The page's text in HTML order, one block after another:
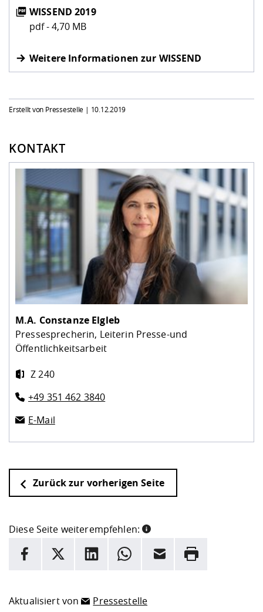
WISSEND 2019
pdf - 4,70 MB
Weitere Informationen zur WISSEND
Erstellt von Pressestelle | 10.12.2019
KONTAKT
M.A. Constanze Elgleb
Pressesprecherin, Leiterin Presse-und
Öffentlichkeitsarbeit
Z 240
+49 351 462 3840
E-Mail
Zurück zur vorherigen Seite
Diese Seite weiterempfehlen:
INFORMATION
Facebook
X LinkedInWhatsappE-Mail Drucken
Aktualisiert von Pressestelle